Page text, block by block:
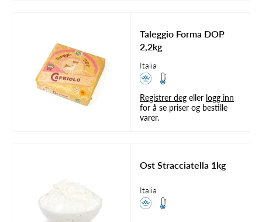
Taleggio Forma DOP
2,2kg
Italia
Registrer deg eller logg inn
for å se priser og bestille
varer.
Ost Stracciatella 1kg
Italia